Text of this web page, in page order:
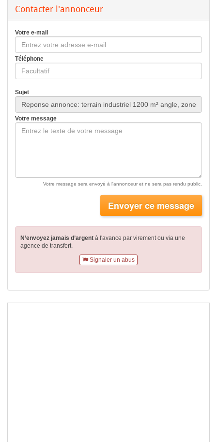
Contacter l'annonceur
Votre e-mail
Téléphone
Sujet
Votre message
Votre message sera envoyé à l'annonceur et ne sera pas rendu public.
Envoyer ce message
N’envoyez jamais d’argent à l'avance par virementou via une
agence de transfert.
Signaler un abus